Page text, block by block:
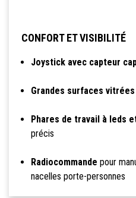
CONFORT ET VISIBILITÉ
Joystick avec capteur
Grandes surfaces vitrées
Phares de travail à leds
précis
Radiocommande pour
nacelles porte-personnes